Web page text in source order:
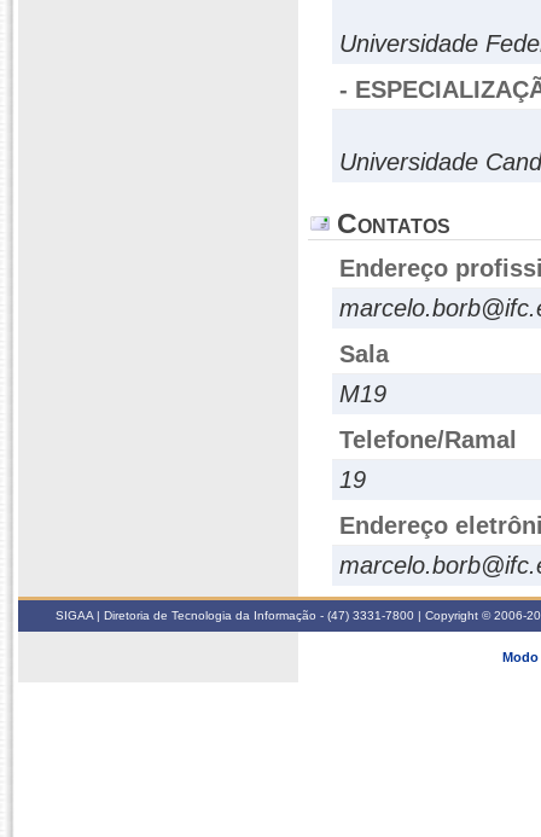
Universidade
-
Universidade
Contatos
Endereço
Sala
M19
Telefone/Ramal
19
Endereço
SIGAA | Diretoria de Tecnologia da Informação - (47) 3331-7800 | Copyright © 2006-
Modo